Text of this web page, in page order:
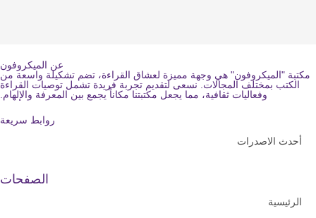
عن الميكروفون
مكتبة "الميكروفون" هي وجهة مميزة لعشاق القراءة، تضم تشكيلة واسعة من
الكتب بمختلف المجالات. نسعى لتقديم تجربة فريدة تشمل توصيات القراءة
وفعاليات ثقافية، مما يجعل مكتبتنا مكاناً يجمع بين المعرفة والإلهام.
روابط سريعة
أحدث الاصدرات
الصفحات
الرئيسية